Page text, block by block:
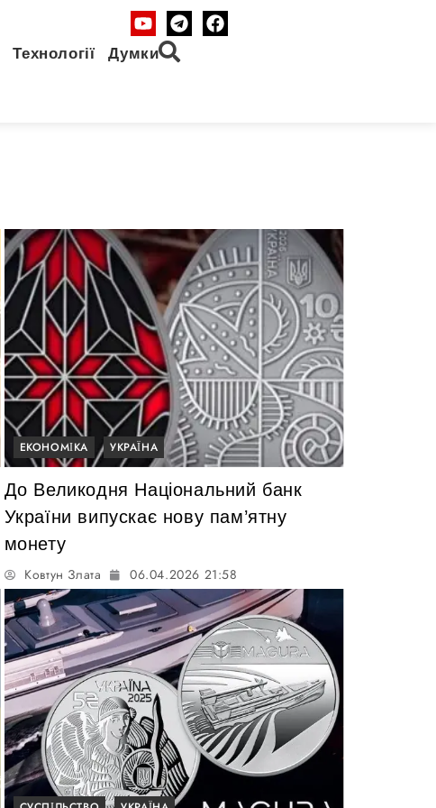
Технології Думки
ЕКОНОМІКА УКРАЇНА
До Великодня Національний банк
України випускає нову пам’ятну
монету
Ковтун Злата 06.04.2026 21:58